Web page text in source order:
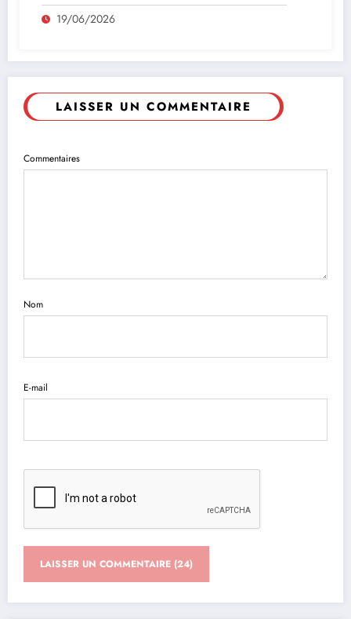
19/06/2026
LAISSER UN COMMENTAIRE
Commentaires
Nom
E-mail